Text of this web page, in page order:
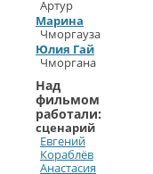
Артур
Марина
Чморгауза
Юлия Гай
Чморгана
Над
фильмом
работали:
сценарий
Евгений
Кораблёв
Анастасия